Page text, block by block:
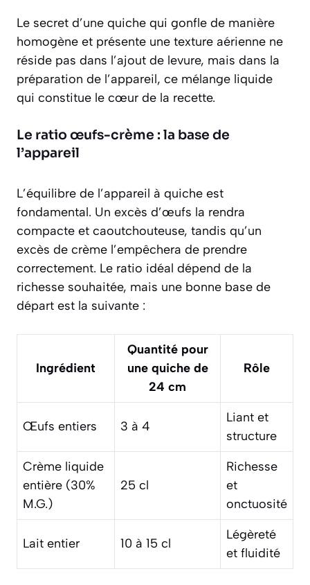
Le secret d’une quiche qui gonfle de manière
homogène et présente une texture aérienne ne
réside pas dans l’ajout de levure, mais dans la
préparation de l’appareil, ce mélange liquide
qui constitue le cœur de la recette.
Le ratio œufs-crème : la base de
l’appareil
L’équilibre de l’appareil à quiche est
fondamental. Un excès d’œufs la rendra
compacte et caoutchouteuse, tandis qu’un
excès de crème l’empêchera de prendre
correctement. Le ratio idéal dépend de la
richesse souhaitée, mais une bonne base de
départ est la suivante :
Ingrédient
Quantité pour
une quiche de
24 cm
Rôle
Œufs entiers 3 à 4
Liant et
structure
Crème liquide
entière (30%
M.G.)
25 cl
Richesse
et
onctuosité
Lait entier 10 à 15 cl
Légèreté
et fluidité